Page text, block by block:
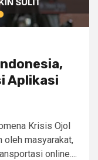
Aplikasi
Krisis Ojol
oleh masyarakat,
online....